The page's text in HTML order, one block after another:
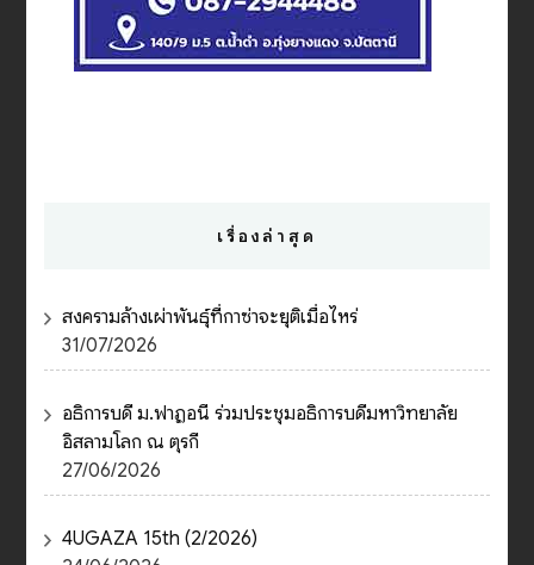
เรื่องล่าสุด
สงครามล้างเผ่าพันธุ์ที่กาซ่าจะยุติเมื่อไหร่
31/07/2026
อธิการบดี ม.ฟาฏอนี ร่วมประชุมอธิการบดีมหาวิทยาลัย
อิสลามโลก ณ ตุรกี
27/06/2026
4UGAZA 15th (2/2026)